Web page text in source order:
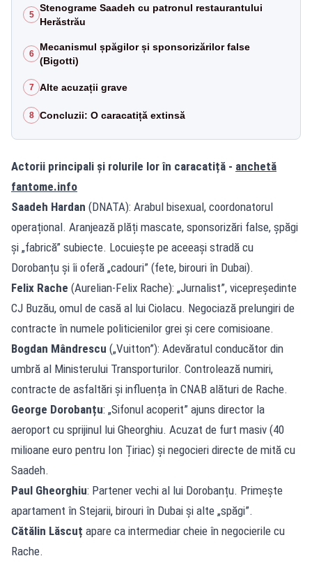
5
Stenograme Saadeh cu patronul restaurantului
Herăstrău
6
Mecanismul șpăgilor și sponsorizărilor false
(Bigotti)
7 Alte acuzații grave
8 Concluzii: O caracatiță extinsă
Actorii principali și rolurile lor în caracatiță - anchetă
fantome.info
Saadeh Hardan (DNATA): Arabul bisexual, coordonatorul
operațional. Aranjează plăți mascate, sponsorizări false, șpăgi
și „fabrică” subiecte. Locuiește pe aceeași stradă cu
Dorobanțu și îi oferă „cadouri” (fete, birouri în Dubai).
Felix Rache (Aurelian-Felix Rache): „Jurnalist”, vicepreședinte
CJ Buzău, omul de casă al lui Ciolacu. Negociază prelungiri de
contracte în numele politicienilor grei și cere comisioane.
Bogdan Mândrescu („Vuitton”): Adevăratul conducător din
umbră al Ministerului Transporturilor. Controlează numiri,
contracte de asfaltări și influența în CNAB alături de Rache.
George Dorobanțu: „Sifonul acoperit” ajuns director la
aeroport cu sprijinul lui Gheorghiu. Acuzat de furt masiv (40
milioane euro pentru Ion Țiriac) și negocieri directe de mită cu
Saadeh.
Paul Gheorghiu: Partener vechi al lui Dorobanțu. Primește
apartament în Stejarii, birouri în Dubai și alte „spăgi”.
Cătălin Lăscuț apare ca intermediar cheie în negocierile cu
Rache.